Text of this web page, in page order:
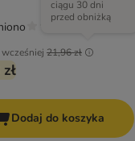
wcześniej 21,96 zł
ciągu 30 dni
przed obniżką
Dodaj do koszyka